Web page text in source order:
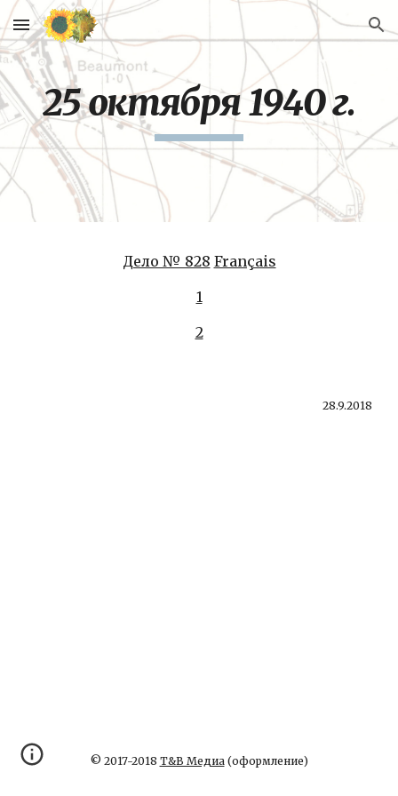
Skip to main content Skip to navigation
25 октября 1940 г.
Дело № 828 Français
1
2
28.9.2018
© 2017-2018 Т&В Медиа(оформление)